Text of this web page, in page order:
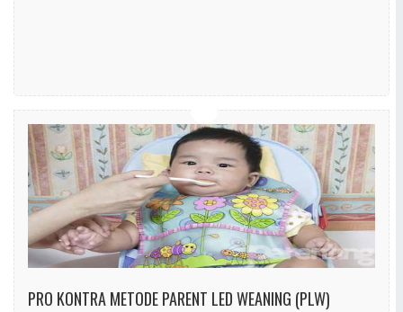
PRO KONTRA METODE PARENT LED WEANING (PLW)